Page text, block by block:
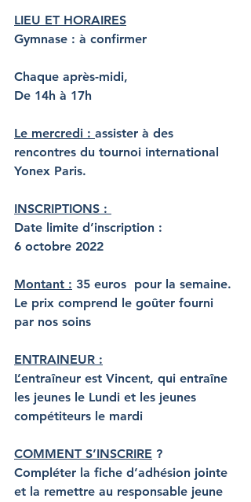
LIEU ET HORAIRES
Gymnase : à confirmer
Chaque après-midi,
De 14h à 17h
Le mercredi : assister à des
rencontres du tournoi international
Yonex Paris.
INSCRIPTIONS :
Date limite d’inscription :
6 octobre 2022
Montant : 35 euros  pour la semaine.
Le prix comprend le goûter fourni
par nos soins
ENTRAINEUR :
L’entraîneur est Vincent, qui entraîne
les jeunes le Lundi et les jeunes
compétiteurs le mardi
COMMENT S’INSCRIRE ?
Compléter la fiche d’adhésion jointe
et la remettre au responsable jeune